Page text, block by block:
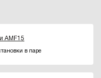
AMF15
в паре